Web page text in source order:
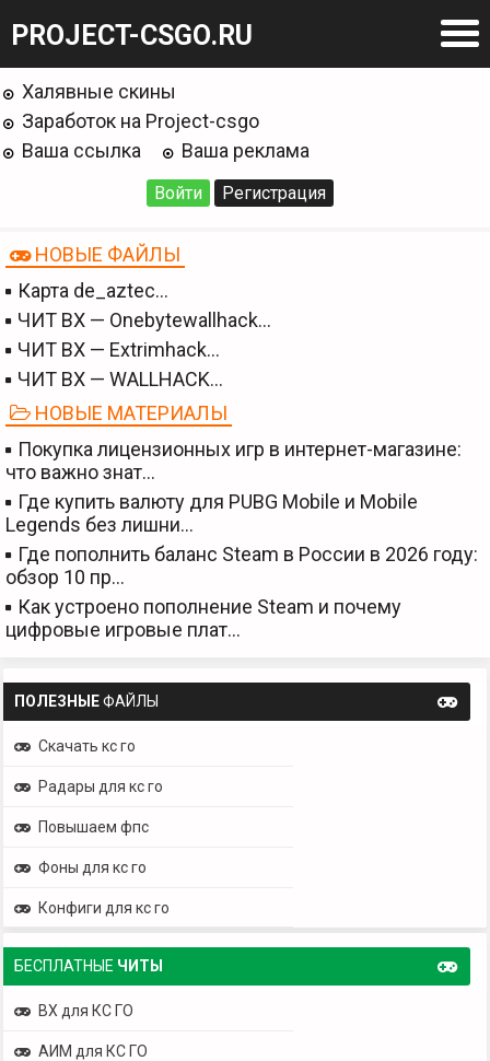
PROJECT-CSGO.RU
Халявные скины
Заработок на Project-csgo
Ваша ссылка
Ваша реклама
Войти Регистрация
НОВЫЕ ФАЙЛЫ
Карта de_aztec…
ЧИТ BX — Onebytewallhack…
ЧИТ BX — Extrimhack…
ЧИТ BX — WALLHACK…
НОВЫЕ МАТЕРИАЛЫ
Покупка лицензионных игр в интернет-магазине:
что важно знат…
Где купить валюту для PUBG Mobile и Mobile
Legends без лишни…
Где пополнить баланс Steam в России в 2026 году:
обзор 10 пр…
Как устроено пополнение Steam и почему
цифровые игровые плат…
ПОЛЕЗНЫЕФАЙЛЫ
Скачать кс го
Радары для кс го
Повышаем фпс
Фоны для кс го
Конфиги для кс го
БЕСПЛАТНЫЕ ЧИТЫ
ВХ для КС ГО
АИМ для КС ГО